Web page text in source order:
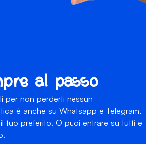
al passo
per non perderti nessun
è anche su Whatsapp e Telegram,
tuo preferito. O puoi entrare su tutti e